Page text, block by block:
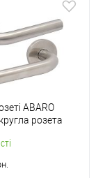
ABARO
розета